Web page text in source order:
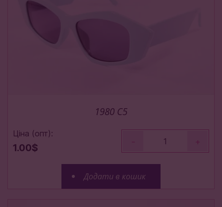
1980 C5
Ціна (опт):
1.00$
- +
Додати в кошик